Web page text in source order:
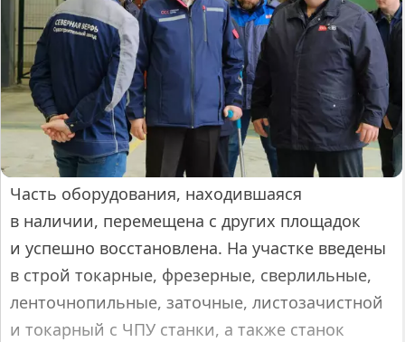
Часть оборудования, находившаяся
в наличии, перемещена с других площадок
и успешно восстановлена. На участке введены
в строй токарные, фрезерные, сверлильные,
ленточнопильные, заточные, листозачистной
и токарный с ЧПУ станки, а также станок